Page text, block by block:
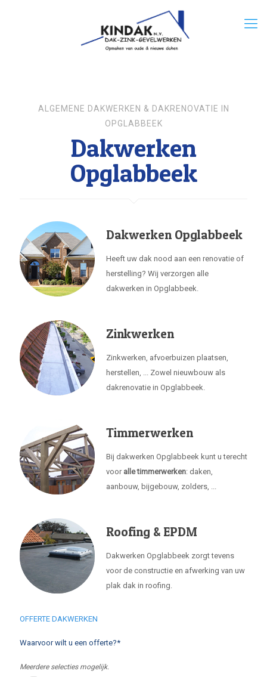
ALGEMENE DAKWERKEN & DAKRENOVATIE IN
OPGLABBEEK
Dakwerken
Opglabbeek
Dakwerken Opglabbeek
Heeft uw dak nood aan een renovatie of
herstelling? Wij verzorgen alle
dakwerken in Opglabbeek.
Zinkwerken
Zinkwerken, afvoerbuizen plaatsen,
herstellen, ... Zowel nieuwbouw als
dakrenovatie in Opglabbeek.
Timmerwerken
Bij dakwerken Opglabbeek kunt u terecht
voor alle timmerwerken: daken,
aanbouw, bijgebouw, zolders, ...
Roofing & EPDM
Dakwerken Opglabbeek zorgt tevens
voor de constructie en afwerking van uw
plak dak in roofing.
OFFERTE DAKWERKEN
Waarvoor wilt u een offerte?*
Meerdere selecties mogelijk.